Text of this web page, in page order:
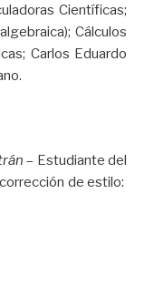
Científicas;
Cálculos
Carlos Eduardo
– Estudiante del
de estilo: